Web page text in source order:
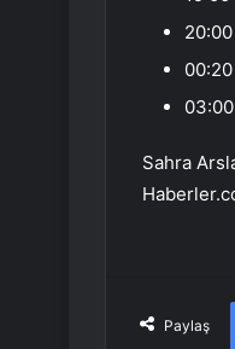
Sahra
Paylaş